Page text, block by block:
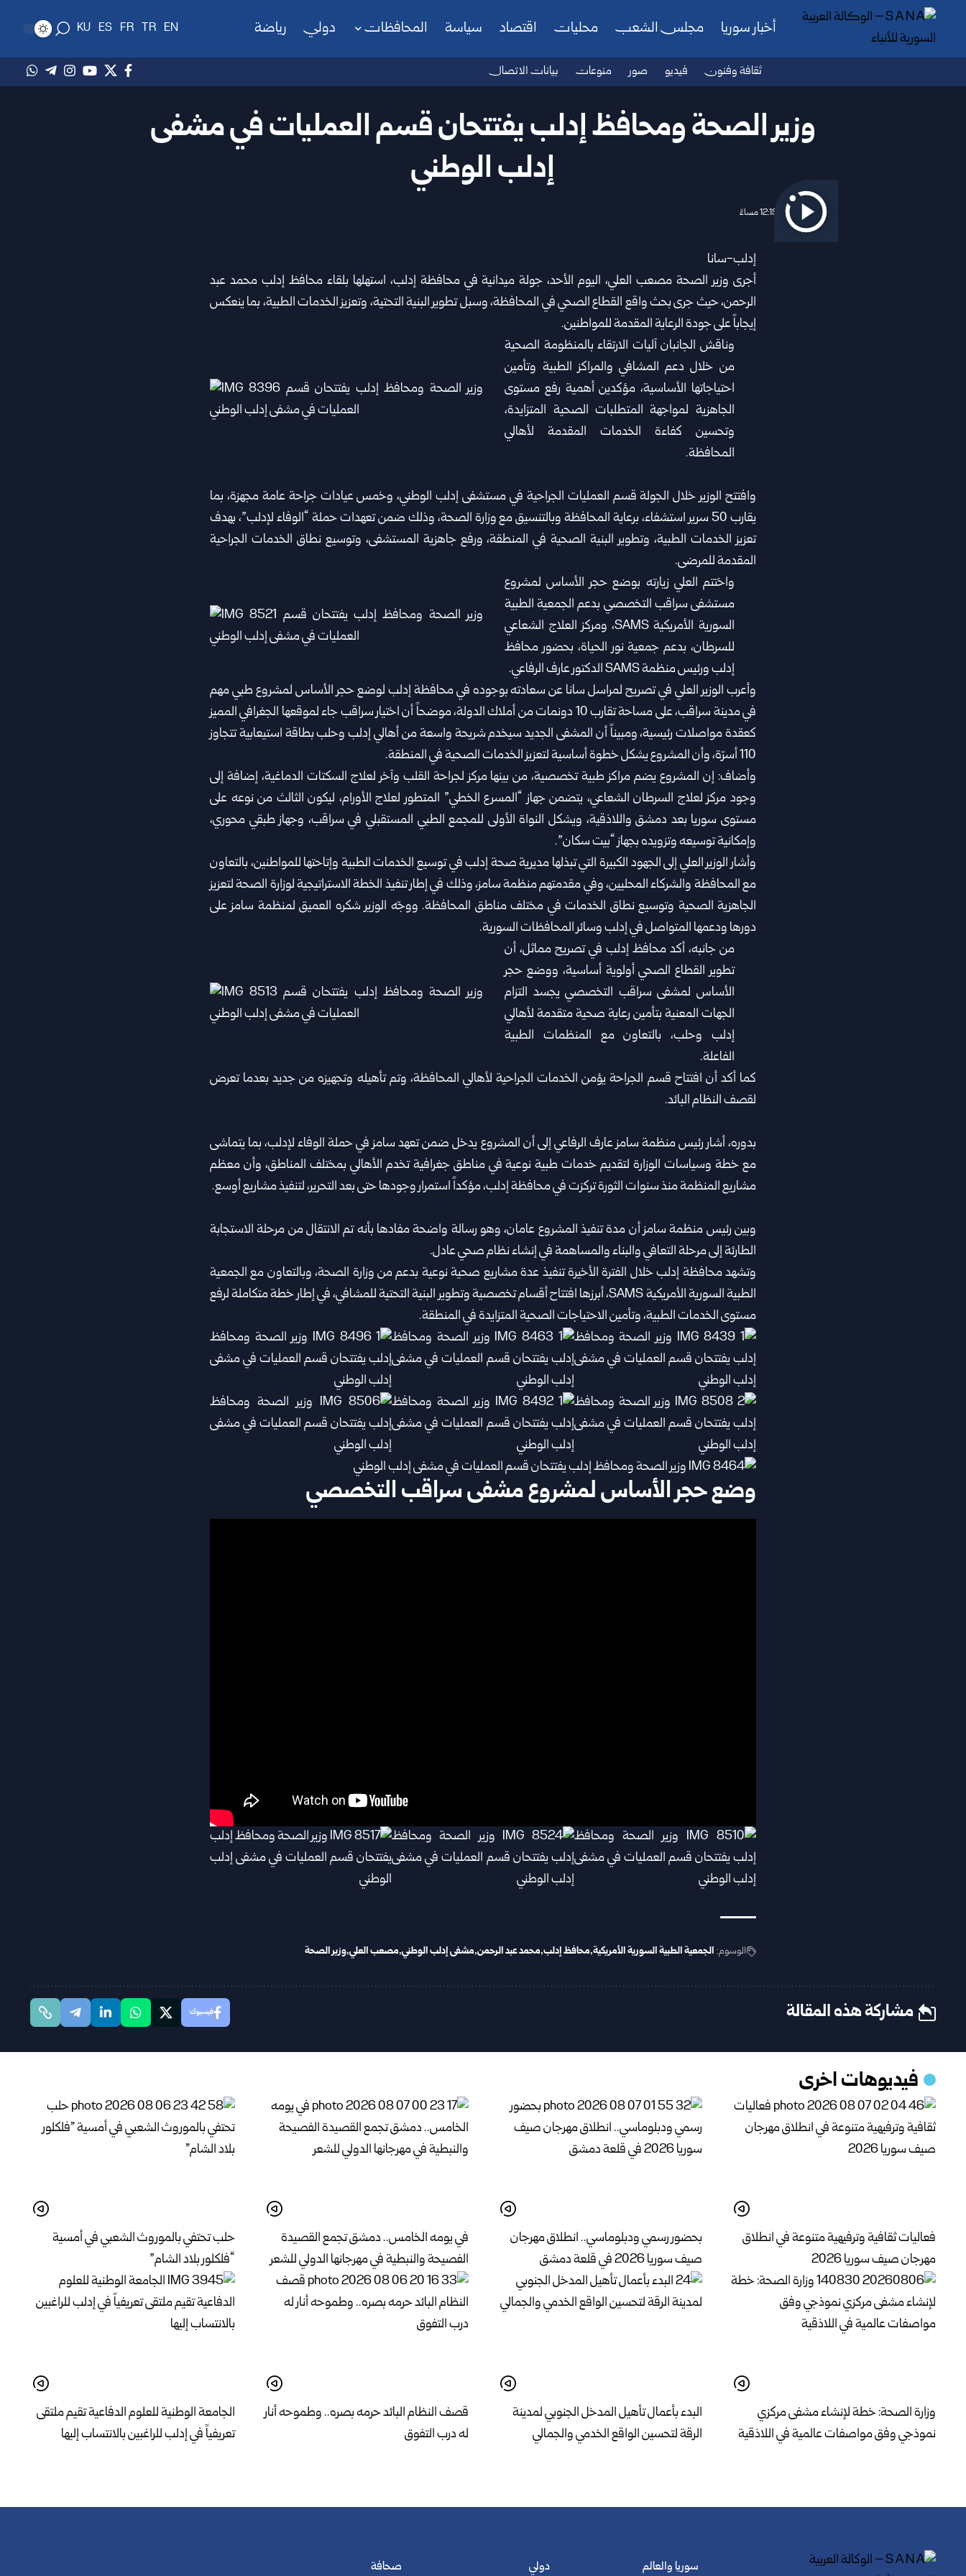
أخبار سوريا مجلس الشعب محليات اقتصاد سياسة المحافظات دولي رياضة EN
TR
FR
ES
KU
ثقافة وفنون فيديو صور منوعات بيانات الاتصال
وزير الصحة ومحافظ إدلب يفتتحان قسم العمليات في مشفى
إدلب الوطني
2026/06/28 12:19 مساءً
إدلب-سانا
أجرى وزير الصحة مصعب العلي، اليوم الأحد، جولة ميدانية في محافظة إدلب، استهلها بلقاء محافظإدلب محمد عبد
الرحمن، حيث جرى بحث واقع القطاع الصحي في المحافظة، وسبل تطوير البنية التحتية، وتعزيز الخدمات الطبية، بما ينعكس
إيجاباً على جودة الرعاية المقدمة للمواطنين.
وناقش الجانبان آليات الارتقاء بالمنظومة الصحية
من خلال دعم المشافي والمراكز الطبية وتأمين
احتياجاتها الأساسية، مؤكدين أهمية رفع مستوى
الجاهزية لمواجهة المتطلبات الصحية المتزايدة،
وتحسين كفاءة الخدمات المقدمة لأهالي
المحافظة.
وافتتح الوزير خلال الجولة قسم العمليات الجراحية في مستشفى إدلب الوطني، وخمس عيادات جراحة عامة مجهزة، بما
يقارب 50 سرير استشفاء، برعاية المحافظة وبالتنسيق مع وزارة الصحة، وذلك ضمن تعهدات حملة “الوفاء لإدلب”، بهدف
تعزيز الخدمات الطبية، وتطوير البنية الصحية في المنطقة، ورفع جاهزية المستشفى، وتوسيع نطاق الخدمات الجراحية
المقدمة للمرضى.
واختتم العلي زيارته بوضع حجر الأساس لمشروع
مستشفى سراقب التخصصي بدعم الجمعية الطبية
السورية الأمريكية SAMS، ومركز العلاج الشعاعي
للسرطان، بدعم جمعية نور الحياة، بحضور محافظ
إدلب ورئيس منظمة SAMS الدكتور عارف الرفاعي.
وأعرب الوزير العلي في تصريح لمراسل سانا عن سعادته بوجوده في محافظة إدلب لوضع حجر الأساس لمشروع طبي مهم
في مدينة سراقب، على مساحة تقارب 10 دونمات من أملاك الدولة، موضحاً أن اختيار سراقب جاء لموقعها الجغرافي المميز
كعقدة مواصلات رئيسية، ومبيناً أن المشفى الجديد سيخدم شريحة واسعة من أهالي إدلب وحلب بطاقة استيعابية تتجاوز
110 أسرّة، وأن المشروع يشكل خطوة أساسية لتعزيز الخدمات الصحية في المنطقة.
وأضاف: إن المشروع يضم مراكز طبية تخصصية، من بينها مركز لجراحة القلب وآخر لعلاج السكتات الدماغية، إضافة إلى
وجود مركز لعلاج السرطان الشعاعي، يتضمن جهاز “المسرع الخطي” المتطور لعلاج الأورام، ليكون الثالث من نوعه على
مستوى سوريا بعد دمشق واللاذقية، ويشكل النواة الأولى للمجمع الطبي المستقبلي في سراقب، وجهاز طبقي محوري،
وإمكانية توسيعه وتزويده بجهاز “بيت سكان”.
وأشار الوزير العلي إلى الجهود الكبيرة التي تبذلها مديرية صحة إدلب في توسيع الخدمات الطبية وإتاحتها للمواطنين، بالتعاون
مع المحافظة والشركاء المحليين، وفي مقدمتهم منظمة سامز، وذلك في إطار تنفيذ الخطة الاستراتيجية لوزارة الصحة لتعزيز
الجاهزية الصحية وتوسيع نطاق الخدمات في مختلف مناطق المحافظة. ووجّه الوزير شكره العميق لمنظمة سامز على
دورها ودعمها المتواصل في إدلب وسائر المحافظات السورية.
من جانبه، أكد محافظ إدلب في تصريح مماثل، أن
تطوير القطاع الصحي أولوية أساسية، ووضع حجر
الأساس لمشفى سراقب التخصصي يجسد التزام
الجهات المعنية بتأمين رعاية صحية متقدمة لأهالي
إدلب وحلب، بالتعاون مع المنظمات الطبية
الفاعلة.
كما أكد أن افتتاح قسم الجراحة يؤمن الخدمات الجراحية لأهالي المحافظة، وتم تأهيله وتجهيزه من جديد بعدما تعرض
لقصف النظام البائد.
بدوره، أشار رئيس منظمة سامز عارف الرفاعي إلى أن المشروع يدخل ضمن تعهد سامز في حملة الوفاء لإدلب، بما يتماشى
مع خطة وسياسات الوزارة لتقديم خدمات طبية نوعية في مناطق جغرافية تخدم الأهالي بمختلف المناطق، وأن معظم
مشاريع المنظمة منذ سنوات الثورة تركزت في محافظة إدلب، مؤكداً استمرار وجودها حتى بعد التحرير، لتنفيذ مشاريع أوسع.
وبين رئيس منظمة سامز أن مدة تنفيذ المشروع عامان، وهو رسالة واضحة مفادها بأنه تم الانتقال من مرحلة الاستجابة
الطارئة إلى مرحلة التعافي والبناء والمساهمة في إنشاء نظام صحي عادل.
وتشهد محافظة إدلب خلال الفترة الأخيرة تنفيذ عدة مشاريع صحية نوعية بدعم من وزارة الصحة، وبالتعاون مع الجمعية
الطبية السورية الأمريكية SAMS، أبرزها افتتاح أقسام تخصصية وتطوير البنية التحتية للمشافي، في إطار خطة متكاملة لرفع
مستوى الخدمات الطبية، وتأمين الاحتياجات الصحية المتزايدة في المنطقة.
وضع حجر الأساس لمشروع مشفى سراقب ‏التخصصي
الوسوم: الجمعية الطبية السورية الأمريكية محافظ إدلب محمد عبد الرحمن مشفى إدلب الوطني مصعب العلي وزير الصحة
مشاركة هذه المقالة فيسبوك
فيديوهات اخرى
فعاليات ثقافية وترفيهية متنوعة في انطلاق
مهرجان صيف سوريا 2026
بحضور رسمي ودبلوماسي.. انطلاق مهرجان
صيف سوريا 2026 في قلعة دمشق
في يومه الخامس.. دمشق تجمع القصيدة
الفصيحة والنبطية في مهرجانها الدولي للشعر
حلب تحتفي بالموروث الشعبي في أمسية
“فلكلور بلاد الشام”
وزارة الصحة: خطة لإنشاء مشفى مركزي
نموذجي وفق مواصفات عالمية في اللاذقية
البدء بأعمال تأهيل المدخل الجنوبي لمدينة
الرقة لتحسين الواقع الخدمي والجمالي
قصف النظام البائد حرمه بصره.. وطموحه أنار
له درب التفوق
الجامعة الوطنية للعلوم الدفاعية تقيم ملتقى
تعريفياً في إدلب للراغبين بالانتساب إليها
سوريا والعالم دولي صحافة